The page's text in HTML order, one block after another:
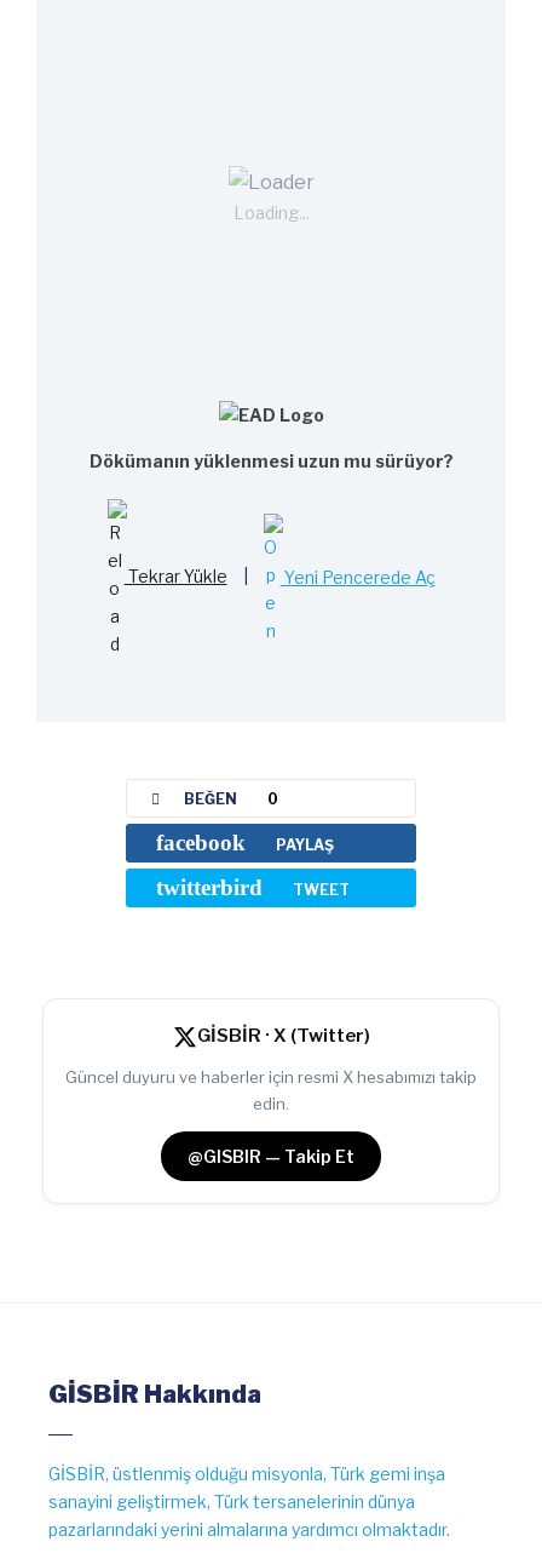
Loading...
Dökümanın yüklenmesi uzun mu sürüyor?
Tekrar Yükle Yeni Pencerede Aç
BEĞEN 0
facebook PAYLAŞ
twitterbird TWEET
GİSBİR · X (Twitter)
Güncel duyuru ve haberler için resmi X hesabımızı takip
edin.
@GISBIR — Takip Et
GİSBİR Hakkında
GİSBİR, üstlenmiş olduğu misyonla, Türk gemi inşa
sanayini geliştirmek, Türk tersanelerinin dünya
pazarlarındaki yerini almalarına yardımcı olmaktadır.